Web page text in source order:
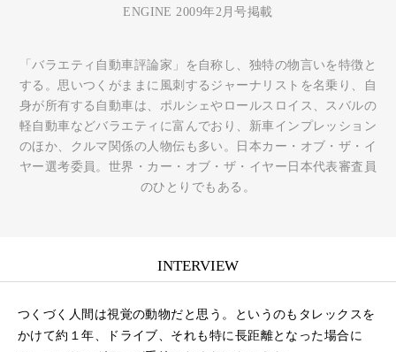
ENGINE 2009年2月号掲載
「バラエティ自動車評論家」を自称し、独特の物言いを特徴と
する。思いつくがままに風刺するジャーナリストを名乗り、自
身が所有する自動車は、ポルシェやロールスロイス、スバルの
軽自動車などバラエティに富んでおり、新車インプレッション
のほか、クルマ関係の人物伝も多い。日本カー・オブ・ザ・イ
ヤー選考委員。世界・カー・オブ・ザ・イヤー日本代表審査員
のひとりでもある。
INTERVIEW
つくづく人間は視覚の動物だと思う。というのもタレックスを
かけて約１年、ドライブ、それも特に長距離となった場合に